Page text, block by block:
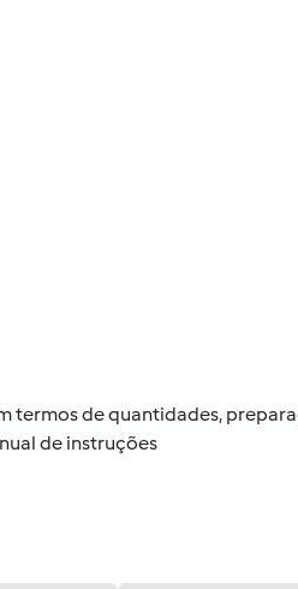
termos de quantidades,
de instruções